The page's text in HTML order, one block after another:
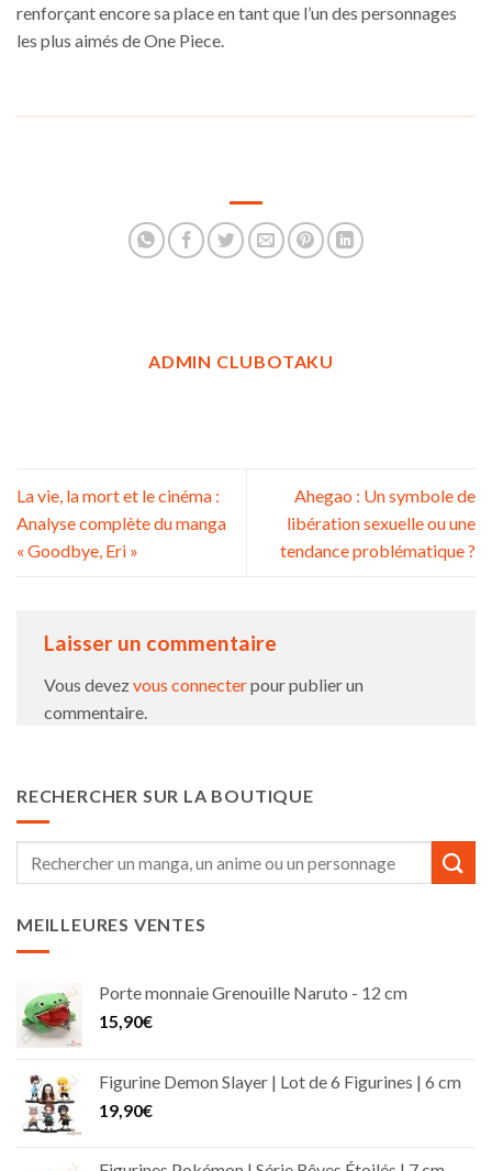
renforçant encore sa place en tant que l’un des personnages
les plus aimés de One Piece.
ADMIN CLUBOTAKU
La vie, la mort et le cinéma :
Analyse complète du manga
« Goodbye, Eri »
Ahegao : Un symbole de
libération sexuelle ou une
tendance problématique ?
Laisser un commentaire
Vous devezvous connecterpour publier un
commentaire.
RECHERCHER SUR LA BOUTIQUE
MEILLEURES VENTES
Porte monnaie Grenouille Naruto - 12 cm
15,90€
Figurine Demon Slayer | Lot de 6 Figurines | 6 cm
19,90€